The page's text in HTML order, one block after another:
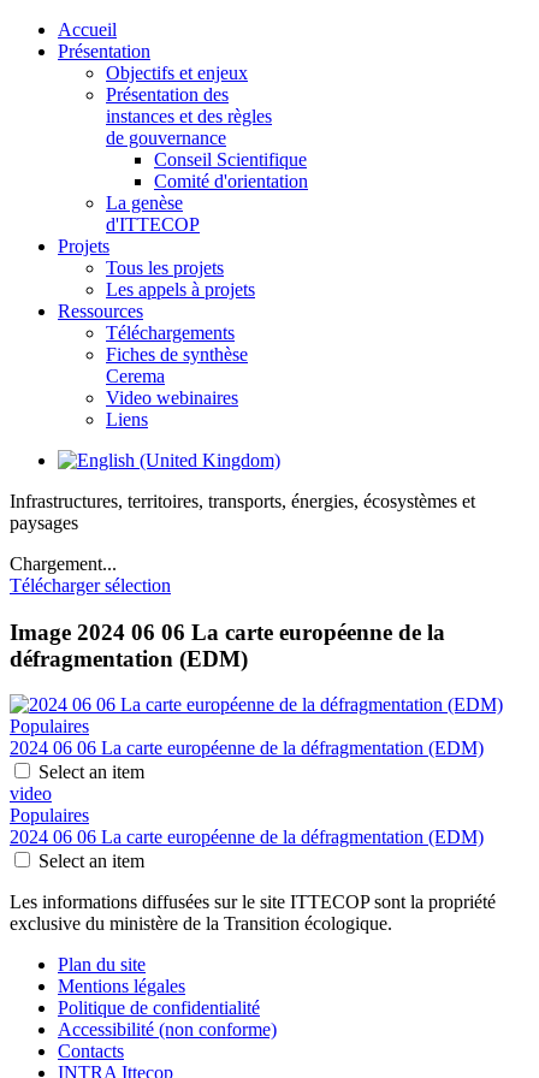
Accueil
Présentation
Objectifs et enjeux
Présentation des
instances et des règles
de gouvernance
Conseil Scientifique
Comité d'orientation
La genèse
d'ITTECOP
Projets
Tous les projets
Les appels à projets
Ressources
Téléchargements
Fiches de synthèse
Cerema
Video webinaires
Liens
Infrastructures, territoires, transports, énergies, écosystèmes et
paysages
Chargement...
Télécharger sélection
Image 2024 06 06 La carte européenne de la
défragmentation (EDM)
Populaires
2024 06 06 La carte européenne de la défragmentation (EDM)
Select an item
video
Populaires
2024 06 06 La carte européenne de la défragmentation (EDM)
Select an item
Les informations diffusées sur le site ITTECOP sont la propriété
exclusive du ministère de la Transition écologique.
Plan du site
Mentions légales
Politique de confidentialité
Accessibilité (non conforme)
Contacts
INTRA Ittecop